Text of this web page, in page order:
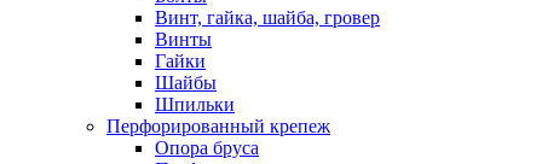
Винт, гайка, шайба, гровер
Винты
Гайки
Шайбы
Шпильки
Перфорированный крепеж
Опора бруса